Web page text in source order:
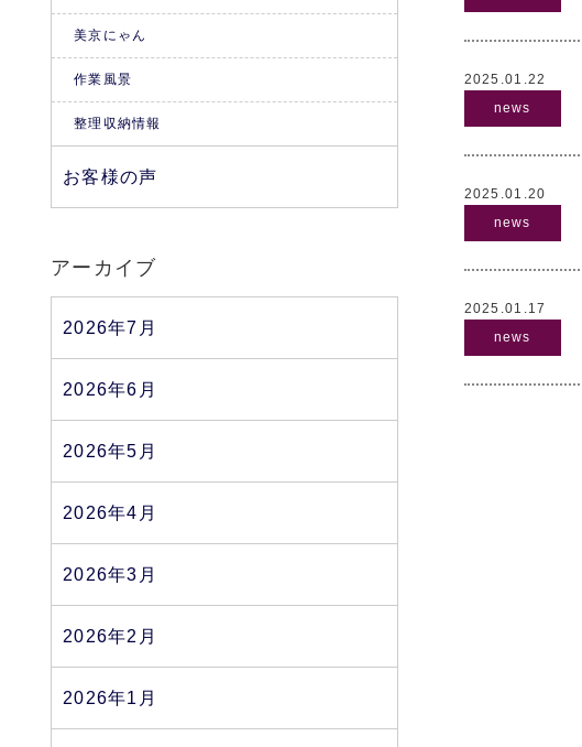
2025.01.22
2025.01.20
2025.01.17
美京にゃん
作業風景
整理収納情報
お客様の声
アーカイブ
2026年7月
2026年6月
2026年5月
2026年4月
2026年3月
2026年2月
2026年1月